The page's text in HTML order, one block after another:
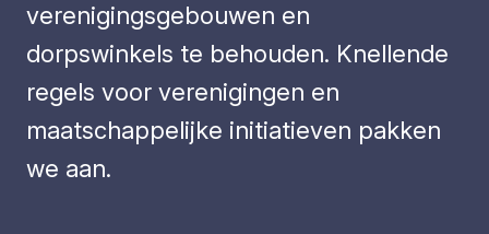
verenigingsgebouwen en
dorpswinkels te behouden. Knellende
regels voor verenigingen en
maatschappelijke initiatieven pakken
we aan.